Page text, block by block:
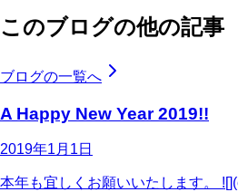
このブログの他の記事
ブログの一覧へ
A Happy New Year 2019!!
2019年1月1日
本年も宜しくお願いいたします。